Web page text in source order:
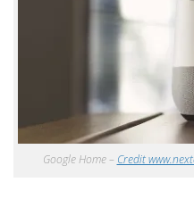
Google Home – Credit